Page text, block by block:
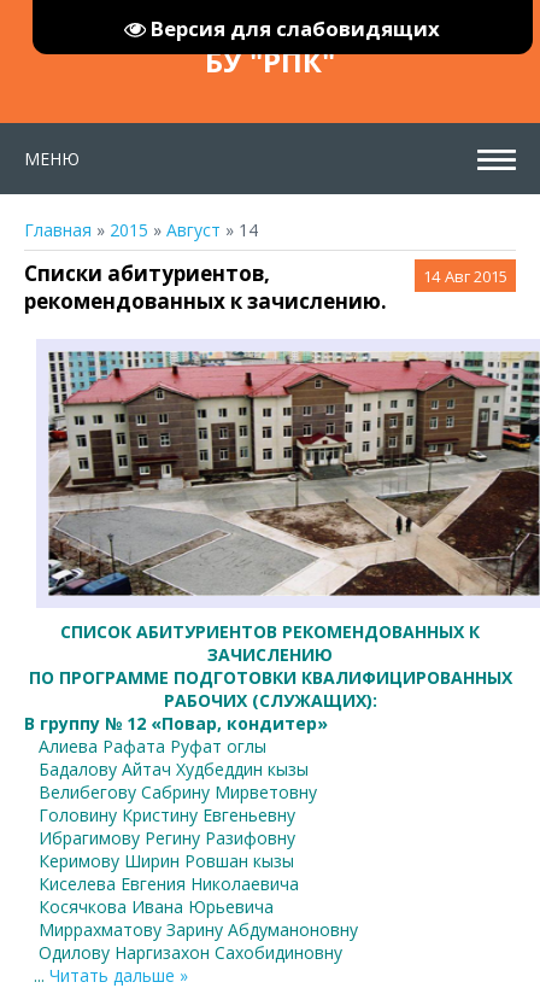
Версия для слабовидящих
БУ "РПК"
МЕНЮ
Главная » 2015 » Август » 14
14 Авг 2015
Списки абитуриентов,
рекомендованных к зачислению.
СПИСОК АБИТУРИЕНТОВ РЕКОМЕНДОВАННЫХ К
ЗАЧИСЛЕНИЮ
ПО ПРОГРАММЕ ПОДГОТОВКИ КВАЛИФИЦИРОВАННЫХ
РАБОЧИХ (СЛУЖАЩИХ):
В группу № 12 «Повар, кондитер»
Алиева Рафата Руфат оглы
Бадалову Айтач Худбеддин кызы
Велибегову Сабрину Мирветовну
Головину Кристину Евгеньевну
Ибрагимову Регину Разифовну
Керимову Ширин Ровшан кызы
Киселева Евгения Николаевича
Косячкова Ивана Юрьевича
Миррахматову Зарину Абдуманоновну
Одилову Наргизахон Сахобидиновну
... Читать дальше »